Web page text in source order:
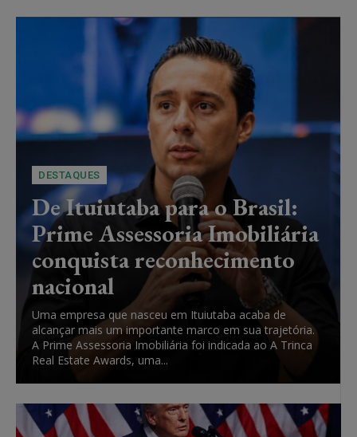
DESTAQUES
De Ituiutaba para o Brasil:
Prime Assessoria Imobiliária
conquista reconhecimento
nacional
Uma empresa que nasceu em Ituiutaba acaba de
alcançar mais um importante marco em sua trajetória.
A Prime Assessoria Imobiliária foi indicada ao A Trinca
Real Estate Awards, uma...